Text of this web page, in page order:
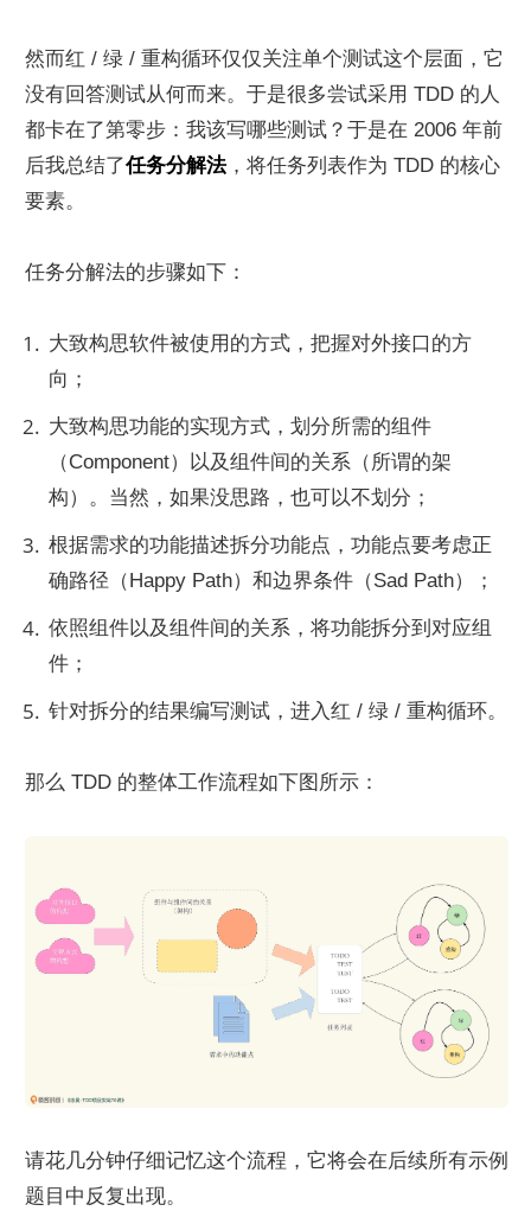
然而红 / 绿 / 重构循环仅仅关注单个测试这个层面，它
没有回答测试从何而来。于是很多尝试采用 TDD 的人
都卡在了第零步：我该写哪些测试？于是在 2006 年前
后我总结了任务分解法，将任务列表作为 TDD 的核心
要素。
任务分解法的步骤如下：
大致构思软件被使用的方式，把握对外接口的方
向；
大致构思功能的实现方式，划分所需的组件
（Component）以及组件间的关系（所谓的架
构）。当然，如果没思路，也可以不划分；
根据需求的功能描述拆分功能点，功能点要考虑正
确路径（Happy Path）和边界条件（Sad Path）；
依照组件以及组件间的关系，将功能拆分到对应组
件；
针对拆分的结果编写测试，进入红 / 绿 / 重构循环。
那么 TDD 的整体工作流程如下图所示：
请花几分钟仔细记忆这个流程，它将会在后续所有示例
题目中反复出现。